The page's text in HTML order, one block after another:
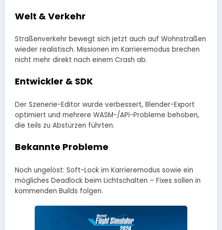
Welt & Verkehr
Straßenverkehr bewegt sich jetzt auch auf Wohnstraßen
wieder realistisch. Missionen im Karrieremodus brechen
nicht mehr direkt nach einem Crash ab.
Entwickler & SDK
Der Szenerie-Editor wurde verbessert, Blender-Export
optimiert und mehrere WASM-/API-Probleme behoben,
die teils zu Abstürzen führten.
Bekannte Probleme
Noch ungelöst: Soft-Lock im Karrieremodus sowie ein
mögliches Deadlock beim Lichtschalten – Fixes sollen in
kommenden Builds folgen.